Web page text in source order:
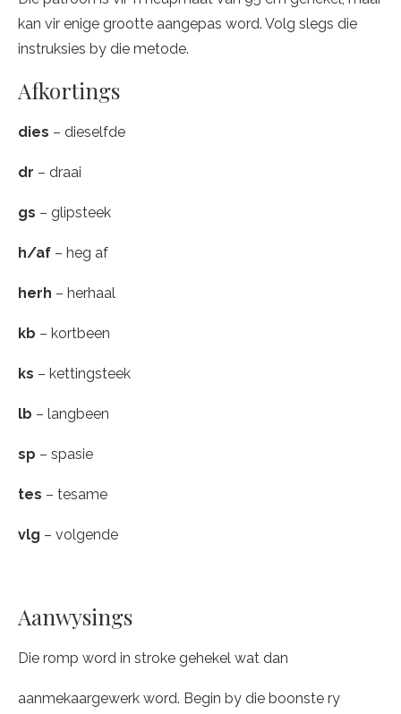
kan vir enige grootte aangepas word. Volg slegs die
instruksies by die metode.
Afkortings
dies – dieselfde
dr – draai
gs – glipsteek
h/af – heg af
herh – herhaal
kb – kortbeen
ks – kettingsteek
lb – langbeen
sp – spasie
tes – tesame
vlg – volgende
Aanwysings
Die romp word in stroke gehekel wat dan
aanmekaargewerk word. Begin by die boonste ry